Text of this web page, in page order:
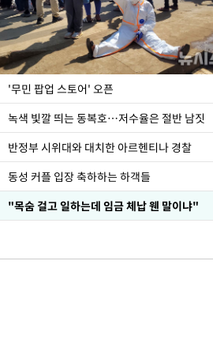
'무민 팝업 스토어' 오픈
녹색 빛깔 띄는 동복호…저수율은 절반 남짓
반정부 시위대와 대치한 아르헨티나 경찰
동성 커플 입장 축하하는 하객들
"목숨 걸고 일하는데 임금 체납 웬 말이냐"